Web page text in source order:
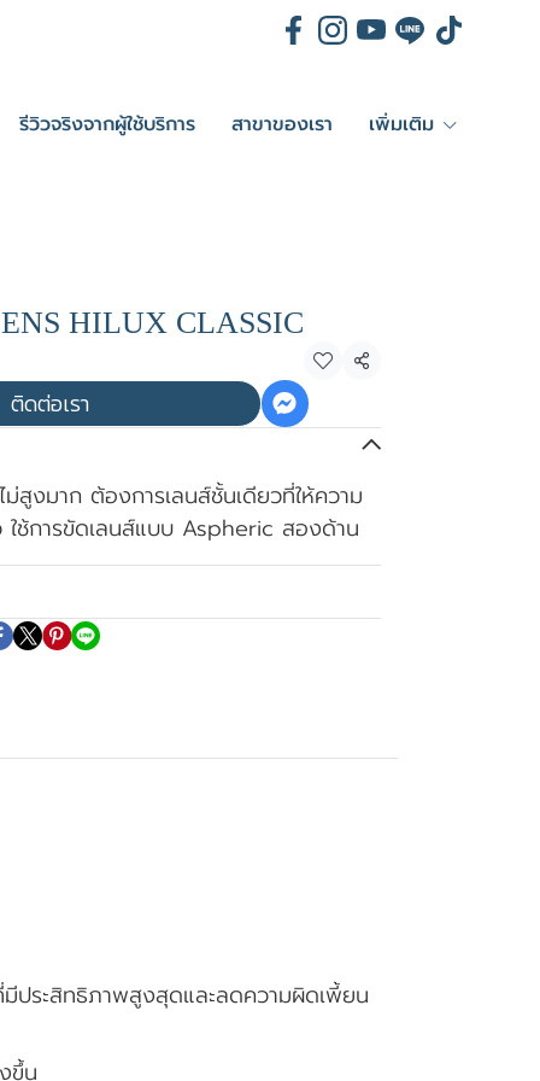
รีวิวจริงจากผู้ใช้บริการ สาขาของเรา เพิ่มเติม
HILUX CLASSIC
แชร์
ติดต่อเรา
ม่สูงมาก ต้องการเลนส์ชั้นเดียวที่ให้ความ
ใช้การขัดเลนส์แบบ Aspheric สองด้าน
ประสิทธิภาพสูงสุดและลดความผิดเพี้ยน
ขึ้น